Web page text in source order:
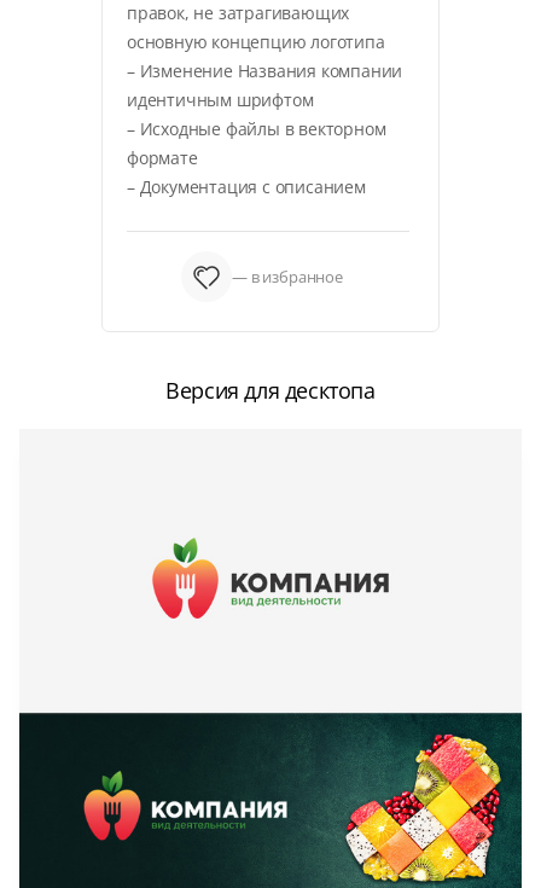
правок, не затрагивающих
основную концепцию логотипа
– Изменение Названия компании
идентичным шрифтом
– Исходные файлы в векторном
формате
– Документация с описанием
— в избранное
Версия для десктопа